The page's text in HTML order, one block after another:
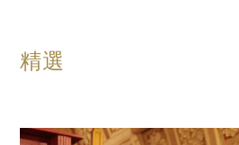
精選